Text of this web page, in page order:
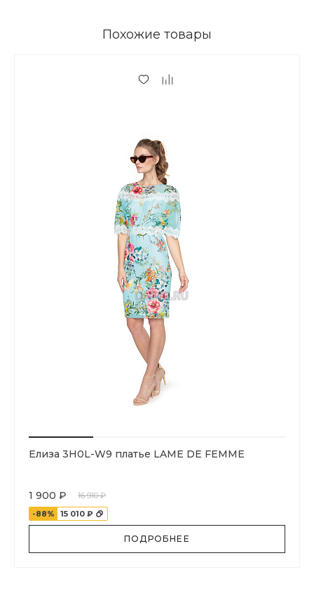
Похожие товары
Елиза 3H0L-W9 платье LAME DE FEMME
1 900 ₽
16 910 ₽
-88%
15 010 ₽
ПОДРОБНЕЕ